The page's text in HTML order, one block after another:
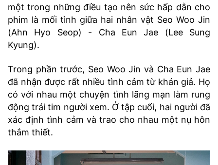
Hotline: 0981.119.189
Điện thoại: 024.38254756
một trong những điều tạo nên sức hấp dẫn cho
phim là mối tình giữa hai nhân vật Seo Woo Jin
(Ahn Hyo Seop) - Cha Eun Jae (Lee Sung
Kyung).
Trong phần trước, Seo Woo Jin và Cha Eun Jae
đã nhận được rất nhiều tình cảm từ khán giả. Họ
có với nhau một chuyện tình lãng mạn làm rung
động trái tim người xem. Ở tập cuối, hai người đã
xác định tình cảm và trao cho nhau một nụ hôn
thắm thiết.